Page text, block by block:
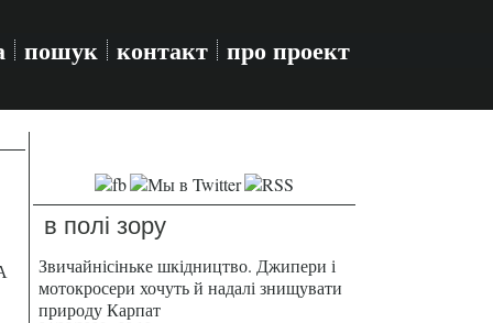
пошук контакт про проект
в полі зору
Звичайнісіньке шкідництво. Джипери і
мотокросери хочуть й надалі знищувати
природу Карпат